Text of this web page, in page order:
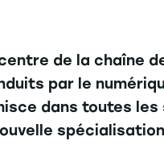
de la chaîne
par le
dans toutes